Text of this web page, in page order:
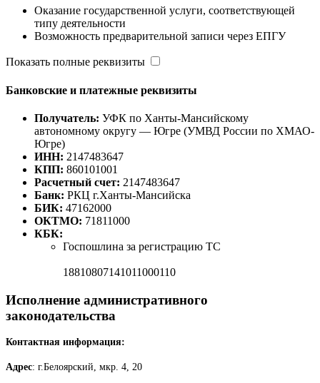
Оказание государственной услуги, соответствующей
типу деятельности
Возможность предварительной записи через ЕПГУ
Показать полные реквизиты
Банковские и платежные реквизиты
Получатель: УФК по Ханты-Мансийскому
автономному округу — Югре (УМВД России по ХМАО-
Югре)
ИНН: 2147483647
КПП: 860101001
Расчетный счет: 2147483647
Банк: РКЦ г.Ханты-Мансийска
БИК: 47162000
ОКТМО: 71811000
КБК:
Госпошлина за регистрацию ТС
18810807141011000110
Исполнение административного
законодательства
Контактная информация:
Адрес: г.Белоярский, мкр. 4, 20